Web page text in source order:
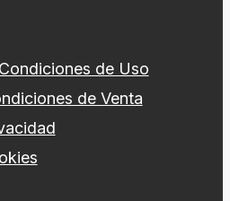
de Uso
de Venta